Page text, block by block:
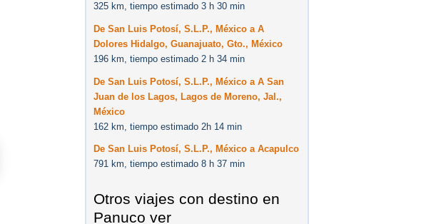
325 km, tiempo estimado 3 h 30 min
De San Luis Potosí, S.L.P., México a A
Dolores Hidalgo, Guanajuato, Gto., México
196 km, tiempo estimado 2 h 34 min
De San Luis Potosí, S.L.P., México a A San
Juan de los Lagos, Lagos de Moreno, Jal.,
México
162 km, tiempo estimado 2h 14 min
De San Luis Potosí, S.L.P., México a Acapulco
791 km, tiempo estimado 8 h 37 min
Otros viajes con destino en
Panuco ver